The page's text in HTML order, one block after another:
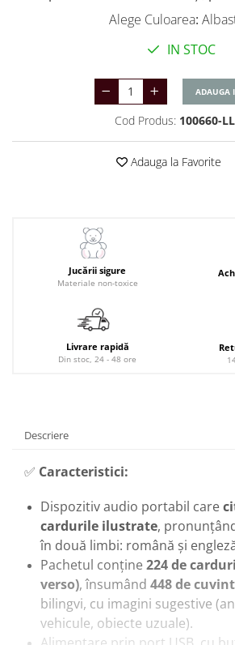
Alege Culoarea:
IN STOC
ADAUGA
Cod Produs: 100660-LL
Adauga la Favorite
Jucării sigure
Materiale non-toxice
Livrare rapidă
Din stoc, 24 - 48 ore
Descriere
✅ Caracteristici:
Dispozitiv audio portabil care
cardurile ilustrate,
în două limbi: română şi
Pachetul conţine 224 de
verso), însumând 448 de
bilingvi, cu imagini sugestive
vehicule, obiecte uzuale).